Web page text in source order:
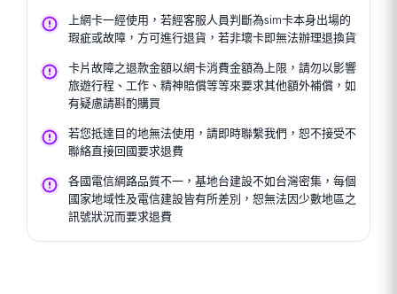
上網卡一經使用，若經客服人員判斷為sim卡本身出場的
瑕疵或故障，方可進行退貨，若非壞卡即無法辦理退換貨
卡片故障之退款金額以網卡消費金額為上限，請勿以影響
旅遊行程、工作、精神賠償等等來要求其他額外補償，如
有疑慮請斟酌購買
若您抵達目的地無法使用，請即時聯繫我們，恕不接受不
聯絡直接回國要求退費
各國電信網路品質不一，基地台建設不如台灣密集，每個
國家地域性及電信建設皆有所差別，恕無法因少數地區之
訊號狀況而要求退費